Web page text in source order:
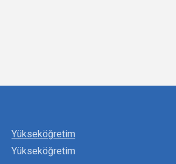
Yükseköğretim
Yükseköğretim